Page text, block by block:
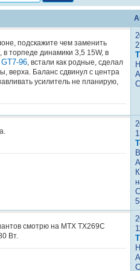
подскажите чем заменить
торпеде динамики 3,5 15W, в
96, встали как родные, сделал
верха. Баланс сдвинул с центра
усилитель не планирую,
смотрю на МТХ TX269C
Вт.